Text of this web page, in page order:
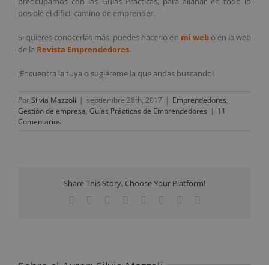
posible el dificil camino de emprender.
Si quieres conocerlas más, puedes hacerlo en mi webo en la web
de la Revista Emprendedores.
¡Encuentra la tuya o sugiéreme la que andas buscando!
PorSilvia Mazzoli | septiembre 28th, 2017 | Emprendedores,
Gestión de empresa, Guías Prácticas de Emprendedores | 11
Comentarios
Share This Story, Choose Your Platform!
Facebook
TwitterReddit LinkedIn
TumblrPinterest